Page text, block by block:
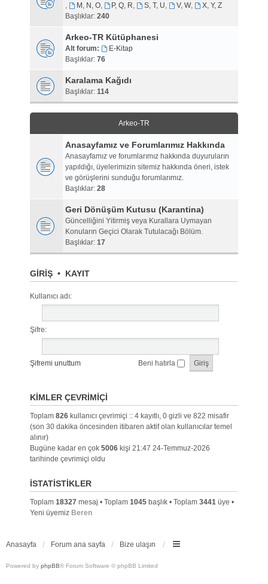
,
M, N, O, P, Q, R, S, T, U, V, W,
X, Y, Z
Başlıklar: 240
Arkeo-TR Kütüphanesi
Alt forum:
E-Kitap
Başlıklar: 76
Karalama Kağıdı
Başlıklar: 114
Arkeo-TR
Anasayfamız ve Forumlarımız Hakkında
Anasayfamız ve forumlarımız hakkında duyuruların
yapıldığı, üyelerimizin sitemiz hakkında öneri, istek
ve görüşlerini sunduğu forumlarımız.
Başlıklar: 28
Geri Dönüşüm Kutusu (Karantina)
Güncelliğini Yitirmiş veya Kurallara Uymayan
Konuların Geçici Olarak Tutulacağı Bölüm.
Başlıklar: 17
GIRIŞ• KAYIT
Kullanıcı adı:
Şifre:
Şifremi unuttum Beni hatırla
KIMLER ÇEVRIMIÇI
Toplam 826kullanıcı çevrimiçi :: 4 kayıtlı, 0 gizli ve 822 misafir
(son 30 dakika öncesinden itibaren aktif olan kullanıcılar temel
alınır)
Bugüne kadar en çok 5006kişi 21:47 24-Temmuz-2026
tarihinde çevrimiçi oldu
İSTATISTIKLER
Toplam 18327mesaj • Toplam 1045başlık • Toplam 3441üye •
Yeni üyemiz Beren
Anasayfa Forum ana sayfa Bize ulaşın
Powered by phpBB® Forum Software © phpBB Limited